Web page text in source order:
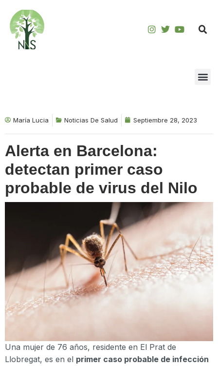
Saltar
contenido
María Lucia Noticias De Salud Septiembre 28, 2023
Alerta en Barcelona:
detectan primer caso
probable de virus del Nilo
Una mujer de 76 años, residente en El Prat de
Llobregat, es en el primer caso probable de infección